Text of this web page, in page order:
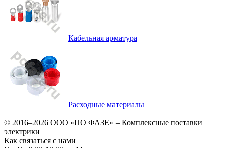
Кабельная арматура
Расходные материалы
© 2016–2026 ООО «ПО ФАЗЕ» – Комплексные поставки
электрики
Как связаться с нами